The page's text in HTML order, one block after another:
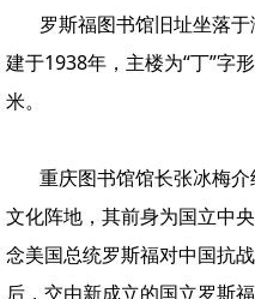
罗斯福图书馆旧址坐落
建于1938年，主楼为“丁”字
米。
重庆图书馆馆长张冰梅
文化阵地，其前身为国立中
念美国总统罗斯福对中国抗
后，交由新成立的国立罗斯